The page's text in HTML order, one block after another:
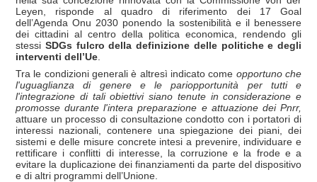
Leyen, risponde al quadro di riferimento dei 17 Goal
dell’Agenda Onu 2030 ponendo la sostenibilità e il benessere
dei cittadini al centro della politica economica, rendendo gli
stessi SDGs fulcro della definizione delle politiche e degli
interventi dell’Ue
Tra le condizioni generali è altresì indicato come opportuno che
l'uguaglianza di genere e le pariopportunità per tutti e
l'integrazione di tali obiettivi siano tenute in considerazione e
promosse durante l'intera preparazione e attuazione dei Pnrr,
attuare un processo di consultazione condotto con i portatori di
interessi nazionali, contenere una spiegazione dei piani, dei
sistemi e delle misure concrete intesi a prevenire, individuare e
rettificare i conflitti di interesse, la corruzione e la frode e a
evitare la duplicazione dei finanziamenti da parte del dispositivo
e di altri programmi dell’Unione.